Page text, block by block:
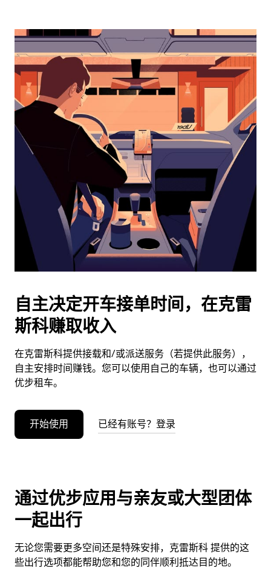
头
浏
日
并
期。
按
退
闭
日
历。
自主决定开车接单时间，在克雷
斯科赚取收入
在克雷斯科提供接载和/或派送服务（若提供此服务），
自主安排时间赚钱。您可以使用自己的车辆，也可以通过
优步租车。
开始使用 已经有账号？登录
通过优步应用与亲友或大型团体
一起出行
无论您需要更多空间还是特殊安排，克雷斯科 提供的这
些出行选项都能帮助您和您的同伴顺利抵达目的地。